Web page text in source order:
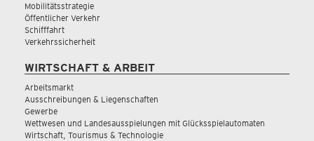
Mobilitätsstrategie
Öffentlicher Verkehr
Schifffahrt
Verkehrssicherheit
WIRTSCHAFT & ARBEIT
Arbeitsmarkt
Ausschreibungen & Liegenschaften
Gewerbe
Wettwesen und Landesausspielungen mit Glücksspielautomaten
Wirtschaft, Tourismus & Technologie